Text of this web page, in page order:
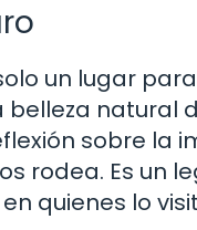
un lugar
natural
sobre
rodea. Es un
quienes lo